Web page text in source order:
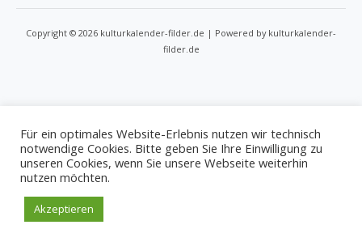
Copyright © 2026 kulturkalender-filder.de | Powered by kulturkalender-
filder.de
Für ein optimales Website-Erlebnis nutzen wir technisch
notwendige Cookies. Bitte geben Sie Ihre Einwilligung zu
unseren Cookies, wenn Sie unsere Webseite weiterhin
nutzen möchten.
Akzeptieren